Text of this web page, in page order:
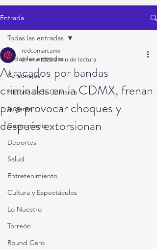
Entrada
Todas las entradas
Personajes
Historia de la Comarca
Lugares
Gastronomía
Deportes
Salud
Entretenimiento
Cultura y Espectáculos
Lo Nuestro
Torreón
Round Cero
Todas las entradas
Atracados por bandas
criminales en la CDMX, frenan
para provocar choques y
después extorsionan
redcomarcamx
29 ene 2020 2 min de lectura